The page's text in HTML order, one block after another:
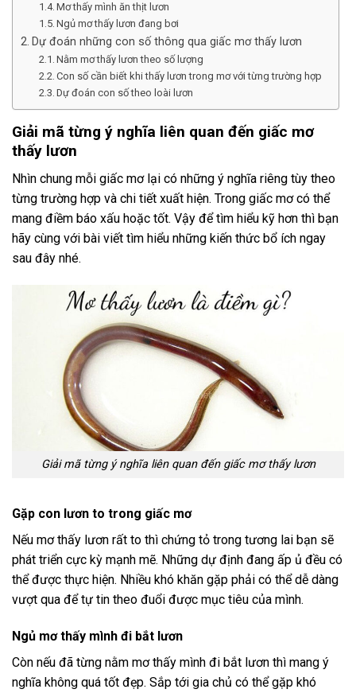
Mơ thấy mình ăn thịt lươn
Ngủ mơ thấy lươn đang bơi
Dự đoán những con số thông qua giấc mơ thấy lươn
Nằm mơ thấy lươn theo số lượng
Con số cần biết khi thấy lươn trong mơ với từng trường hợp
Dự đoán con số theo loài lươn
Giải mã từng ý nghĩa liên quan đến giấc mơ
thấy lươn
Nhìn chung mỗi giấc mơ lại có những ý nghĩa riêng tùy theo
từng trường hợp và chi tiết xuất hiện. Trong giấc mơ có thể
mang điềm báo xấu hoặc tốt. Vậy để tìm hiểu kỹ hơn thì bạn
hãy cùng với bài viết tìm hiểu những kiến thức bổ ích ngay
sau đây nhé.
Giải mã từng ý nghĩa liên quan đến giấc mơ thấy lươn
Gặp con lươn to trong giấc mơ
Nếu mơ thấy lươn rất to thì chứng tỏ trong tương lai bạn sẽ
phát triển cực kỳ mạnh mẽ. Những dự định đang ấp ủ đều có
thể được thực hiện. Nhiều khó khăn gặp phải có thể dễ dàng
vượt qua để tự tin theo đuổi được mục tiêu của mình.
Ngủ mơ thấy mình đi bắt lươn
Còn nếu đã từng nằm mơ thấy mình đi bắt lươn thì mang ý
nghĩa không quá tốt đẹp. Sắp tới gia chủ có thể gặp khó